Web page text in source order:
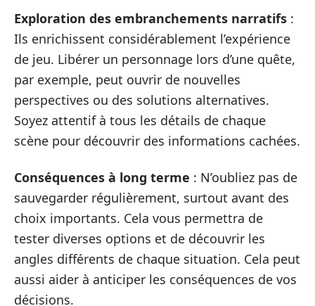
Exploration des embranchements narratifs :
Ils enrichissent considérablement l’expérience
de jeu. Libérer un personnage lors d’une quête,
par exemple, peut ouvrir de nouvelles
perspectives ou des solutions alternatives.
Soyez attentif à tous les détails de chaque
scène pour découvrir des informations cachées.
Conséquences à long terme : N’oubliez pas de
sauvegarder régulièrement, surtout avant des
choix importants. Cela vous permettra de
tester diverses options et de découvrir les
angles différents de chaque situation. Cela peut
aussi aider à anticiper les conséquences de vos
décisions.